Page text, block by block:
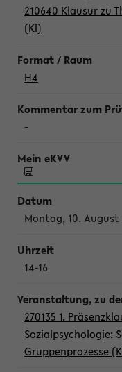
210640 Klausur zu
(Kl)
H4
-
Montag, 10. August
14-16
270135 1.
Sozialpsychologie:
Gruppenprozesse